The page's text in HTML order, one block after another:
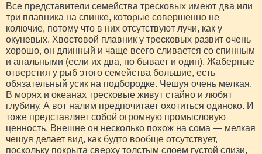
Все представители семейства тресковых имеют два или
три плавника на спинке, которые совершенно не
колючие, потому что в них отсутствуют лучи, как у
окуневых. Хвостовой плавник у тресковых развит очень
хорошо, он длинный и чаще всего сливается со спинным
и анальными (если их два, но бывает и один). Жаберные
отверстия у рыб этого семейства большие, есть
обязательный усик на подбородке. Чешуя очень мелкая.
В морях и океанах тресковые живут стайно и любят
глубину. А вот налим предпочитает охотиться одиноко. И
тоже представляет собой огромную промысловую
ценность. Внешне он несколько похож на сома — мелкая
чешуя делает вид, как будто вообще отсутствует,
поскольку покрыта сверху толстым слоем густой слизи,